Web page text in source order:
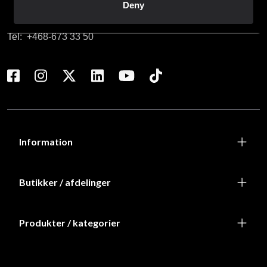
Deny
(Send e-post for rask service)
Tel:+468-673 33 50
Information
Butikker / afdelinger
Produkter / kategorier